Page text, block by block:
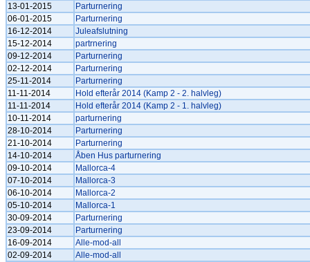
13-01-2015
Parturnering
06-01-2015
Parturnering
16-12-2014
Juleafslutning
15-12-2014
partrnering
09-12-2014
Parturnering
02-12-2014
Parturnering
25-11-2014
Parturnering
11-11-2014
Hold efterår 2014 (Kamp 2 - 2. halvleg)
11-11-2014
Hold efterår 2014 (Kamp 2 - 1. halvleg)
10-11-2014
parturnering
28-10-2014
Parturnering
21-10-2014
Parturnering
14-10-2014
Åben Hus parturnering
09-10-2014
Mallorca-4
07-10-2014
Mallorca-3
06-10-2014
Mallorca-2
05-10-2014
Mallorca-1
30-09-2014
Parturnering
23-09-2014
Parturnering
16-09-2014
Alle-mod-all
02-09-2014
Alle-mod-all